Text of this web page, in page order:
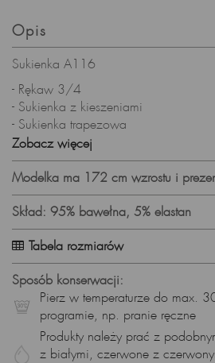
Opis
Sukienka A116
- Rękaw 3/4
- Sukienka z kieszeniami
- Sukienka trapezowa
- Zaprojektowana i uszyta w Polsce
Skład surowcowy:
Tkanina: 95% bawełna, 5% elastan
Prezentowany rozmiar: 36, wzrost
Zobacz więcej
Modelka ma 172 cm wzrostu i
Skład: 95% bawełna, 5% elastan
Tabela rozmiarów
Sposób konserwacji:
Pierz w temperaturze do max.
programie, np. pranie ręczne
Produkty należy prać z
z białymi, czerwone z